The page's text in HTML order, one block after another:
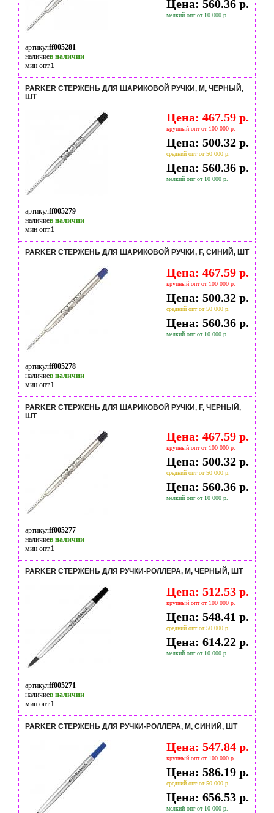
Цена: 560.36 р.
мелкий опт от 10 000 р.
артикулff005281
наличиев наличии
мин опт.1
PARKER СТЕРЖЕНЬ ДЛЯ ШАРИКОВОЙ РУЧКИ, M, ЧЕРНЫЙ,
ШТ
Цена: 467.59 р.
крупный опт от 100 000 р.
Цена: 500.32 р.
средний опт от 50 000 р.
Цена: 560.36 р.
мелкий опт от 10 000 р.
артикулff005279
наличиев наличии
мин опт.1
PARKER СТЕРЖЕНЬ ДЛЯ ШАРИКОВОЙ РУЧКИ, F, СИНИЙ, ШТ
Цена: 467.59 р.
крупный опт от 100 000 р.
Цена: 500.32 р.
средний опт от 50 000 р.
Цена: 560.36 р.
мелкий опт от 10 000 р.
артикулff005278
наличиев наличии
мин опт.1
PARKER СТЕРЖЕНЬ ДЛЯ ШАРИКОВОЙ РУЧКИ, F, ЧЕРНЫЙ,
ШТ
Цена: 467.59 р.
крупный опт от 100 000 р.
Цена: 500.32 р.
средний опт от 50 000 р.
Цена: 560.36 р.
мелкий опт от 10 000 р.
артикулff005277
наличиев наличии
мин опт.1
PARKER СТЕРЖЕНЬ ДЛЯ РУЧКИ-РОЛЛЕРА, M, ЧЕРНЫЙ, ШТ
Цена: 512.53 р.
крупный опт от 100 000 р.
Цена: 548.41 р.
средний опт от 50 000 р.
Цена: 614.22 р.
мелкий опт от 10 000 р.
артикулff005271
наличиев наличии
мин опт.1
PARKER СТЕРЖЕНЬ ДЛЯ РУЧКИ-РОЛЛЕРА, M, СИНИЙ, ШТ
Цена: 547.84 р.
крупный опт от 100 000 р.
Цена: 586.19 р.
средний опт от 50 000 р.
Цена: 656.53 р.
мелкий опт от 10 000 р.